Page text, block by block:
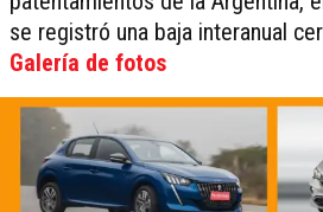
se registró una baja interanual
Galería de fotos